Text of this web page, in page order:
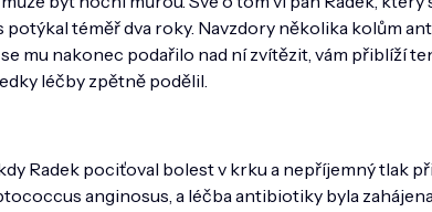
téměř dva roky. Navzdory několika kolům
mu nakonec podařilo nad ní zvítězit, vám přiblíží
léčby zpětně podělil.
Radek pociťoval bolest v krku a nepříjemný tlak
anginosus, a léčba antibiotiky byla